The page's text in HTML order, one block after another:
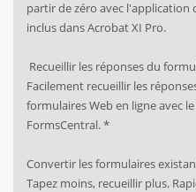
partir de zéro avec l'application
inclus dans Acrobat XI Pro.
Recueillir les réponses du
Facilement recueillir les
formulaires Web en ligne avec
FormsCentral. *
Convertir les formulaires
Tapez moins, recueillir plus.